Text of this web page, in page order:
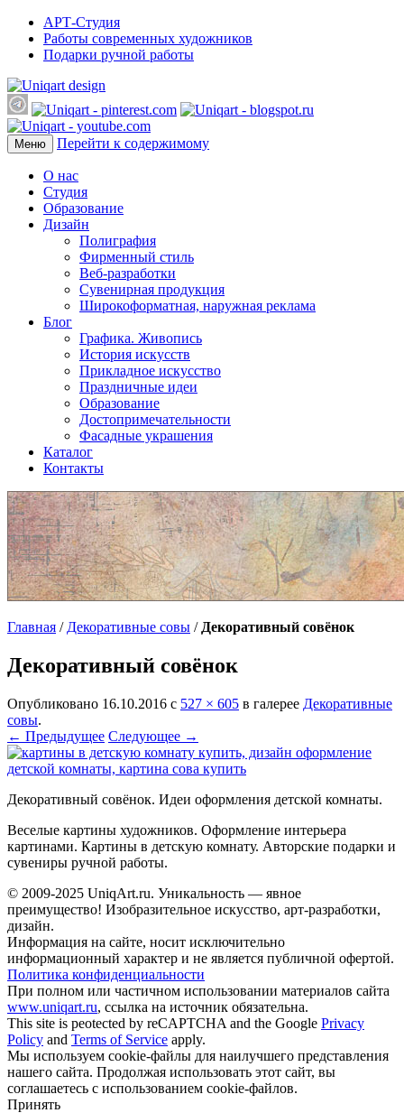
АРТ-Студия
Работы современных художников
Подарки ручной работы
Меню Перейти к содержимому
О нас
Студия
Образование
Дизайн
Полиграфия
Фирменный стиль
Веб-разработки
Сувенирная продукция
Широкоформатная, наружная реклама
Блог
Графика. Живопись
История искусств
Прикладное искусство
Праздничные идеи
Образование
Достопримечательности
Фасадные украшения
Каталог
Контакты
Главная / Декоративные совы / Декоративный совёнок
Декоративный совёнок
Опубликовано 16.10.2016 с 527 × 605 в галерее Декоративные
совы.
← Предыдущее Следующее →
Декоративный совёнок. Идеи оформления детской комнаты.
Веселые картины художников. Оформление интерьера
картинами. Картины в детскую комнату. Авторские подарки и
сувениры ручной работы.
© 2009-2025 UniqАrt.ru. Уникальность — явное
преимущество! Изобразительное искусство, арт-разработки,
дизайн.
Информация на сайте, носит исключительно
информационный характер и не является публичной офертой.
Политика конфиденциальности
При полном или частичном использовании материалов сайта
www.uniqart.ru, ссылка на источник обязательна.
This site is peotected by reCAPTCHA and the Google Privacy
Policy and Terms of Service apply.
Мы используем cookie-файлы для наилучшего представления
нашего сайта. Продолжая использовать этот сайт, вы
соглашаетесь с использованием cookie-файлов.
Принять